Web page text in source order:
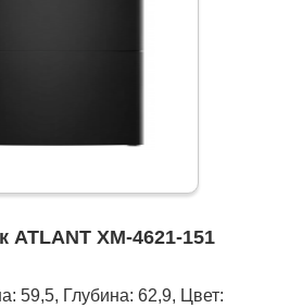
ATLANT ХМ-4621-151
59,5, Глубина: 62,9, Цвет: